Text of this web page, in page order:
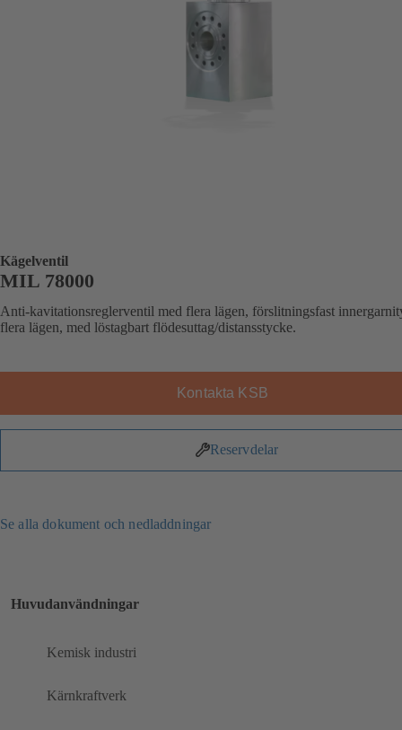
Kägelventil
MIL 78000
Anti-kavitationsreglerventil med flera lägen, förslitningsfast
flera lägen, med löstagbart flödesuttag/distansstycke.
Kontakta KSB
Reservdelar
Se alla dokument och nedladdningar
Huvudanvändningar
Kemisk industri
Kärnkraftverk